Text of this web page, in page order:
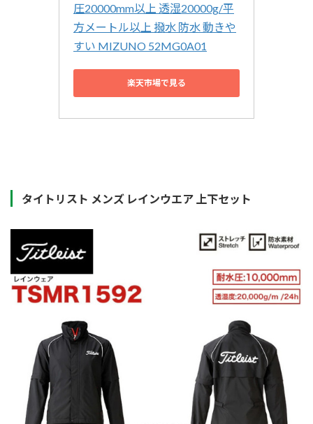
圧20000mm以上 透湿20000g/平
方メートル以上 撥水 防水 動きや
すい MIZUNO 52MG0A01
楽天市場で見る
タイトリスト メンズ レインウエア 上下セット